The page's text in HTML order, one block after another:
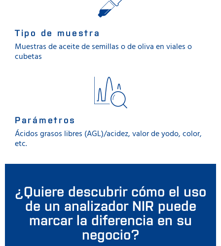
Tipo de muestra
Muestras de aceite de semillas o de oliva en viales o
cubetas
Parámetros
Ácidos grasos libres (AGL)/acidez, valor de yodo, color,
etc.
¿Quiere descubrir cómo el uso
de un analizador NIR puede
marcar la diferencia en su
negocio?